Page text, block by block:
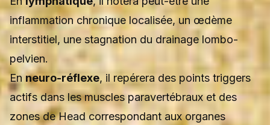
inflammation chronique localisée, un œdème
interstitiel, une stagnation du drainage lombo-
pelvien.
Enneuro-réflexe, il repérera des points triggers
actifs dans les muscles paravertébraux et des
zones de Head correspondant aux organes